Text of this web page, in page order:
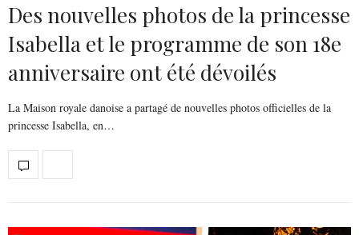
Des nouvelles photos de la princesse
Isabella et le programme de son 18e
anniversaire ont été dévoilés
La Maison royale danoise a partagé de nouvelles photos officielles de la
princesse Isabella, en…